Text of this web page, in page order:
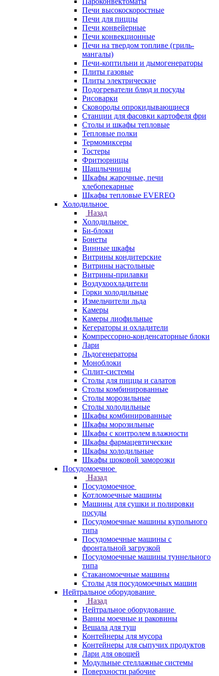
Печи высокоскоростные
Печи для пиццы
Печи конвейерные
Печи конвекционные
Печи на твердом топливе (гриль-
мангалы)
Печи-коптильни и дымогенераторы
Плиты газовые
Плиты электрические
Подогреватели блюд и посуды
Рисоварки
Сковороды опрокидывающиеся
Станции для фасовки картофеля фри
Столы и шкафы тепловые
Тепловые полки
Термомиксеры
Тостеры
Фритюрницы
Шашлычницы
Шкафы жарочные, печи
хлебопекарные
Шкафы тепловые EVEREO
Холодильное
Назад
Холодильное
Би-блоки
Бонеты
Винные шкафы
Витрины кондитерские
Витрины настольные
Витрины-прилавки
Воздухоохладители
Горки холодильные
Измельчители льда
Камеры
Камеры лиофильные
Кегераторы и охладители
Компрессорно-конденсаторные блоки
Лари
Льдогенераторы
Моноблоки
Сплит-системы
Столы для пиццы и салатов
Столы комбинированные
Столы морозильные
Столы холодильные
Шкафы комбинированные
Шкафы морозильные
Шкафы с контролем влажности
Шкафы фармацевтические
Шкафы холодильные
Шкафы шоковой заморозки
Посудомоечное
Назад
Посудомоечное
Котломоечные машины
Машины для сушки и полировки
посуды
Посудомоечные машины купольного
типа
Посудомоечные машины с
фронтальной загрузкой
Посудомоечные машины туннельного
типа
Стаканомоечные машины
Столы для посудомоечных машин
Нейтральное оборудование
Назад
Нейтральное оборудование
Ванны моечные и раковины
Вешала для туш
Контейнеры для мусора
Контейнеры для сыпучих продуктов
Лари для овощей
Модульные стеллажные системы
Поверхности рабочие